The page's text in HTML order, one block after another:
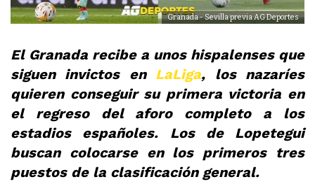
Granada - Sevilla previa AG Deportes
El Granada recibe a unos hispalenses que
siguen invictos en LaLiga, los nazaríes
quieren conseguir su primera victoria en
el regreso del aforo completo a los
estadios españoles. Los de Lopetegui
buscan colocarse en los primeros tres
puestos de la clasificación general.